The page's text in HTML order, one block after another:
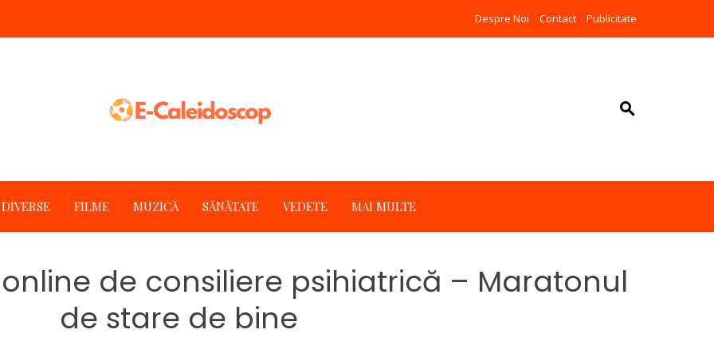
Despre Noi Contact Publicitate
DIVERSE FILME MUZICĂ SĂNĂTATE VEDETE MAI MULTE
de consiliere psihiatrică – Maratonul
de stare de bine